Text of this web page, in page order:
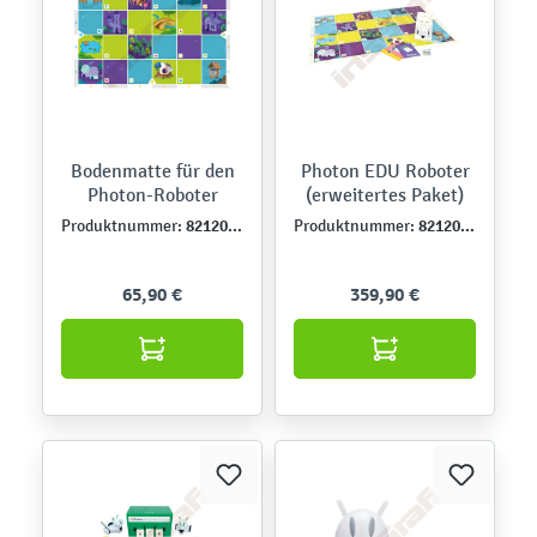
Bodenmatte für den
Photon-Roboter
Produktnummer: 821202DE
65,90 €
Photon EDU Roboter
(erweitertes Paket)
Produktnummer: 821201DE
359,90 €